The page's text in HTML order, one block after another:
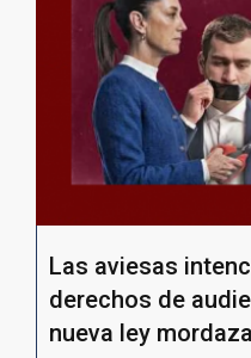
Las aviesas
derechos de
nueva ley mordaza